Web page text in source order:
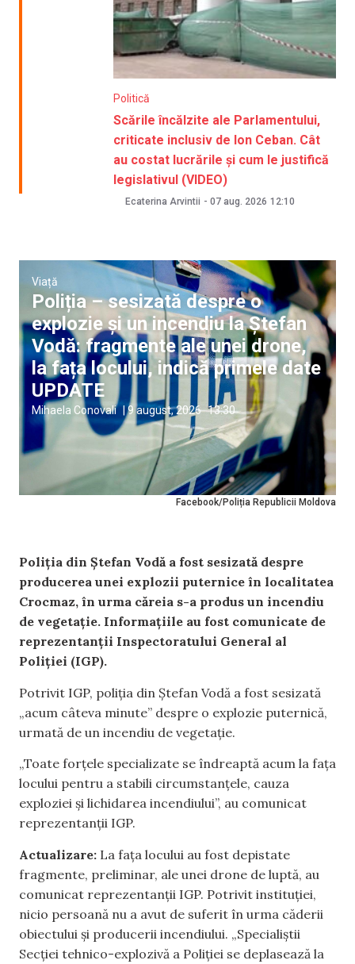
Politică
Scările încălzite ale Parlamentului,
criticate inclusiv de Ion Ceban. Cât
au costat lucrările și cum le justifică
legislativul (VIDEO)
Ecaterina Arvintii - 07 aug. 2026 12:10
Facebook/Poliția Republicii Moldova
Viață
Poliția – sesizată despre o
explozie și un incendiu la Ștefan
Vodă: fragmente ale unei drone,
la fața locului, indică primele date
UPDATE
Mihaela Conovali 9 august, 2026 13:30
Poliția din Ștefan Vodă a fost sesizată despre
producerea unei explozii puternice în localitatea
Crocmaz, în urma căreia s-a produs un incendiu
de vegetație. Informațiile au fost comunicate de
reprezentanții Inspectoratului General al
Poliției (IGP).
Potrivit IGP, poliția din Ștefan Vodă a fost sesizată
„acum câteva minute” despre o explozie puternică,
urmată de un incendiu de vegetație.
„Toate forțele specializate se îndreaptă acum la fața
locului pentru a stabili circumstanțele, cauza
exploziei și lichidarea incendiului”, au comunicat
reprezentanții IGP.
Actualizare: La fața locului au fost depistate
fragmente, preliminar, ale unei drone de luptă, au
comunicat reprezentanții IGP. Potrivit instituției,
nicio persoană nu a avut de suferit în urma căderii
obiectului și producerii incendiului. „Specialiștii
Secției tehnico-explozivă a Poliției se deplasează la